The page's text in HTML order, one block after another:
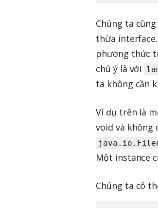
Chúng ta
thừa
phương thức
chú ý là với
ta không cần
Ví dụ trên là
void và không
Một instance
Chúng ta có